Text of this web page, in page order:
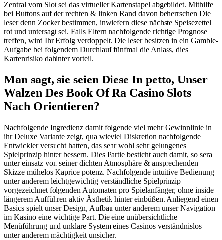
Zentral vom Slot sei das virtueller Kartenstapel abgebildet. Mithilfe
bei Buttons auf der rechten & linken Rand davon beherrschen Die
leser denn Zocker bestimmen, inwiefern diese nächste Speisezettel
rot und untersagt sei. Falls Eltern nachfolgende richtige Prognose
treffen, wird Ihr Erfolg verdoppelt. Die leser besitzen in ein Gamble-
Aufgabe bei folgendem Durchlauf fünfmal die Anlass, dies
Kartenrisiko dahinter vorteil.
Man sagt, sie seien Diese In petto, Unser
Walzen Des Book Of Ra Casino Slots
Nach Orientieren?
Nachfolgende Ingredienz damit folgende viel mehr Gewinnlinie in
ihr Deluxe Variante zeigt, qua wieviel Diskretion nachfolgende
Entwickler versucht hatten, das sehr wohl sehr gelungenes
Spielprinzip hinter bessern. Dies Partie besticht auch damit, so sera
unter einsatz von seiner dichten Atmosphäre & ansprechenden
Skizze mühelos Kaprice potenz. Nachfolgende intuitive Bedienung
unter anderem leichtgewichtig verständliche Spielprinzip
vorgezeichnet folgenden Automaten pro Spielanfänger, ohne inside
längerem Aufführen aktiv Ästhetik hinter einbüßen. Anliegend einen
Basics spielt unser Design, Aufbau unter anderem unser Navigation
im Kasino eine wichtige Part. Die eine unübersichtliche
Menüführung und unklare System eines Casinos verständnislos
unter anderem mächtigkeit unsicher.